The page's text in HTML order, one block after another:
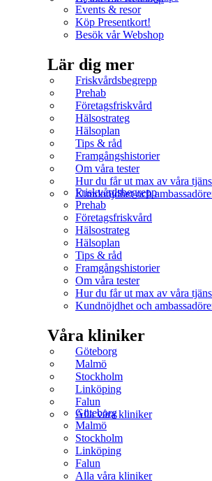
Events & resor
Köp Presentkort!
Besök vår Webshop
Lär dig mer
Friskvårdsbegrepp
Prehab
Företagsfriskvård
Hälsostrateg
Hälsoplan
Tips & råd
Framgångshistorier
Om våra tester
Hur du får ut max av våra
Kundnöjdhet och
Friskvårdsbegrepp
Prehab
Företagsfriskvård
Hälsostrateg
Hälsoplan
Tips & råd
Framgångshistorier
Om våra tester
Hur du får ut max av våra
Kundnöjdhet och
Våra kliniker
Göteborg
Malmö
Stockholm
Linköping
Falun
Alla våra kliniker
Göteborg
Malmö
Stockholm
Linköping
Falun
Alla våra kliniker